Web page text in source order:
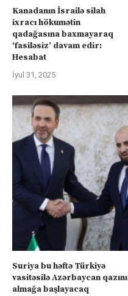
Kanadanın İsrailə silah
ixracı hökumətin
qadağasına baxmayaraq
‘fasiləsiz’ davam edir:
Hesabat
İyul 31, 2025
Suriya bu həftə Türkiyə
vasitəsilə Azərbaycan qazını
almağa başlayacaq